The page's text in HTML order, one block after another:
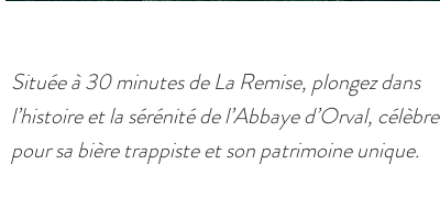
Située à 30 minutes de La Remise, plongez dans
l’histoire et la sérénité de l’Abbaye d’Orval, célèbre
pour sa bière trappiste et son patrimoine unique.